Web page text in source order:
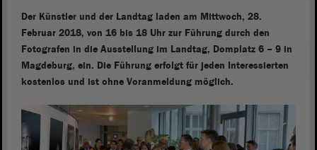
Der Künstler und der Landtag laden am Mittwoch, 28.
Februar 2018, von 16 bis 18 Uhr zur Führung durch den
Fotografen in die Ausstellung im Landtag, Domplatz 6 – 9 in
Magdeburg, ein. Die Führung erfolgt für jeden Interessierten
kostenlos und ist ohne Voranmeldung möglich.